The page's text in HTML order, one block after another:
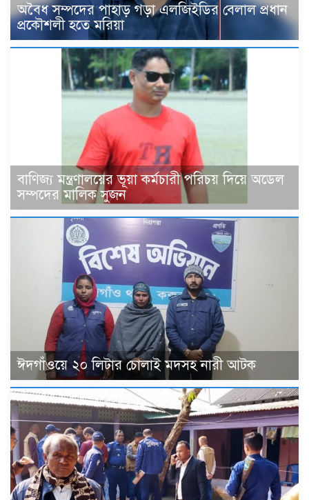
‎অবৈধ সম্পদের পাহাড় গড়া এলজিইডির বেলাল প্রধান
প্রকৌশলী হতে মরিয়া
বাণিজ্য মন্ত্রণালয়ের ভূয়া কর্মচারী পরিচয় দিয়ে অডেল
সম্পদের মালিক সুজন
ঈদগাঁওয়ে ২০ লিটার চোলাই মদসহ নারী আটক